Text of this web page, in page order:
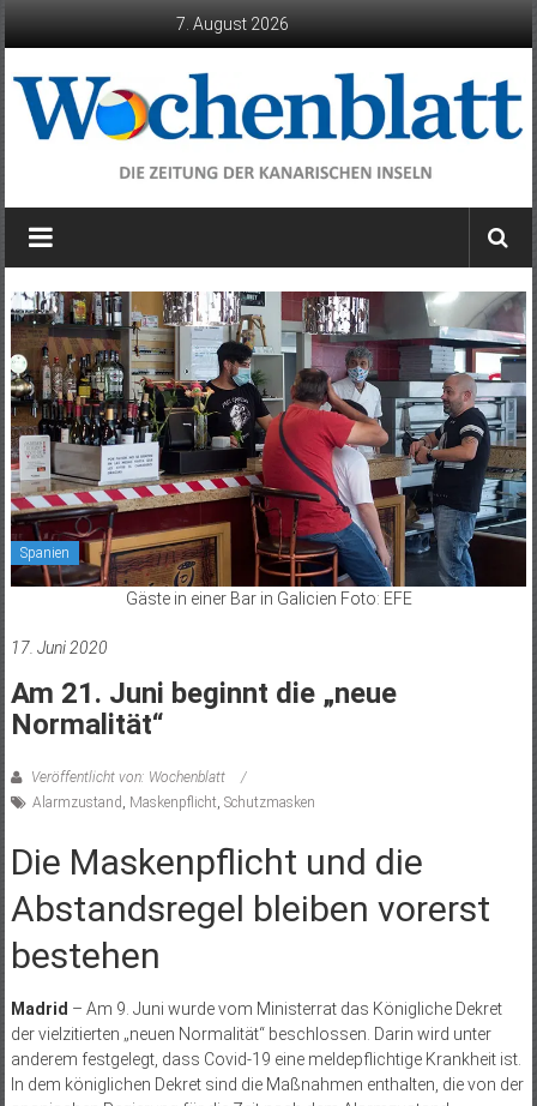
7. August 2026
Wochenblatt
die
der
Kanarischen
Inseln
Spanien
Gäste in einer Bar in Galicien Foto: EFE
17. Juni 2020
Am 21. Juni beginnt die „neue
Normalität“
Veröffentlicht von: Wochenblatt
Alarmzustand
Maskenpflicht Schutzmasken
Die Maskenpflicht und die
Abstandsregel bleiben vorerst
bestehen
Madrid – Am 9. Juni wurde vom Ministerrat das Königliche Dekret
der vielzitierten „neuen Normalität“ beschlossen. Darin wird unter
anderem festgelegt, dass Covid-19 eine meldepflichtige Krankheit ist.
In dem königlichen Dekret sind die Maßnahmen enthalten, die von der